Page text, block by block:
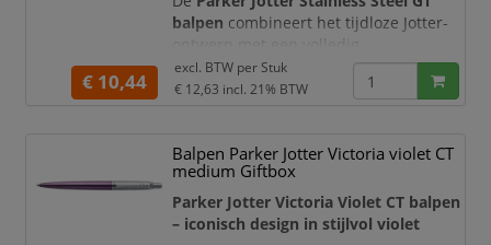
balpen combineert het tijdloze Jotter-
roestvrijstalen behuizing en elegante
goudkleurige accenten. De geborstelde
klik geven deze balpen een stijlvolle en
professionele uitstraling.
De pen is voorzien van eenblauwe
Parker Quinkflo
€ 10,44
excl. BTW per Stuk
€ 12,63 incl. 21% BTW
Balpen Parker Jotter Victoria violet CT
medium Giftbox
Parker Jotter Victoria Violet CT balpen
– iconisch design in stijlvol violet